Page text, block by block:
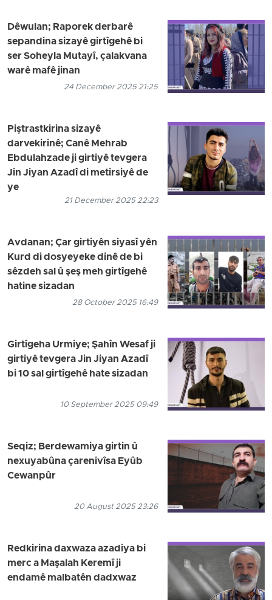
Dêwulan; Raporek derbarê
sepandina sizayê girtîgehê bi
ser Soheyla Mutayî, çalakvana
warê mafê jinan
24 December 2025 21:25
Piştrastkirina sizayê
darvekirinê; Canê Mehrab
Ebdulahzade ji girtiyê tevgera
Jin Jiyan Azadî di metirsiyê de
ye
21 December 2025 22:23
Avdanan; Çar girtiyên siyasî yên
Kurd di dosyeyeke dinê de bi
sêzdeh sal û şeş meh girtîgehê
hatine sizadan
28 October 2025 16:49
Girtîgeha Urmiye; Şahîn Wesaf ji
girtiyê tevgera Jin Jiyan Azadî
bi 10 sal girtîgehê hate sizadan
10 September 2025 09:49
Seqiz; Berdewamiya girtin û
nexuyabûna çarenivîsa Eyûb
Cewanpûr
20 August 2025 23:26
Redkirina daxwaza azadiya bi
merc a Maşalah Keremî ji
endamê malbatên dadxwaz